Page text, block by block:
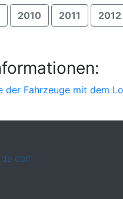
2010 2011 2012
der Fahrzeuge mit dem